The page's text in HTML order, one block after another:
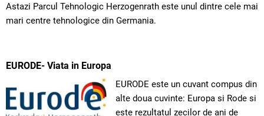
Astazi Parcul Tehnologic Herzogenrath este unul dintre cele mai
mari centre tehnologice din Germania.
EURODE- Viata in Europa
EURODE este un cuvant compus din
alte doua cuvinte: Europa si Rode si
este rezultatul zecilor de ani de